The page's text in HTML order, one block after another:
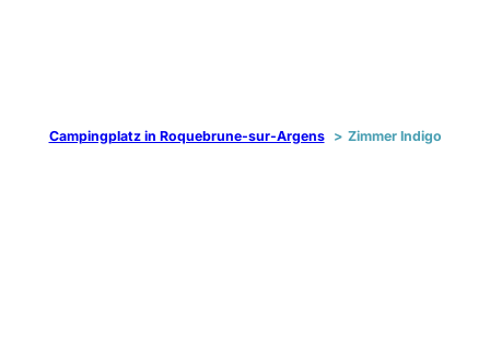
Campingplatz in Roquebrune-sur-Argens Zimmer Indigo